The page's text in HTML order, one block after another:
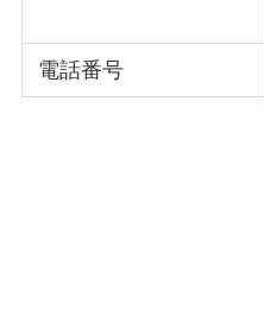
電話番号